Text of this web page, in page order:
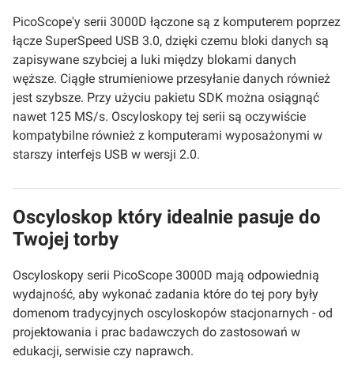
PicoScope'y serii 3000D łączone są z komputerem poprzez
łącze SuperSpeed USB 3.0, dzięki czemu bloki danych są
zapisywane szybciej a luki między blokami danych
węższe. Ciągłe strumieniowe przesyłanie danych również
jest szybsze. Przy użyciu pakietu SDK można osiągnąć
nawet 125 MS/s. Oscyloskopy tej serii są oczywiście
kompatybilne również z komputerami wyposażonymi w
starszy interfejs USB w wersji 2.0.
Oscyloskop który idealnie pasuje do
Twojej torby
Oscyloskopy serii PicoScope 3000D mają odpowiednią
wydajność, aby wykonać zadania które do tej pory były
domenom tradycyjnych oscyloskopów stacjonarnych - od
projektowania i prac badawczych do zastosowań w
edukacji, serwisie czy naprawch.